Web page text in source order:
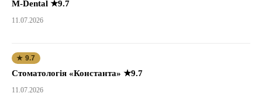
M-Dental ★9.7
11.07.2026
★ 9.7
Стоматологія «Константа» ★9.7
11.07.2026